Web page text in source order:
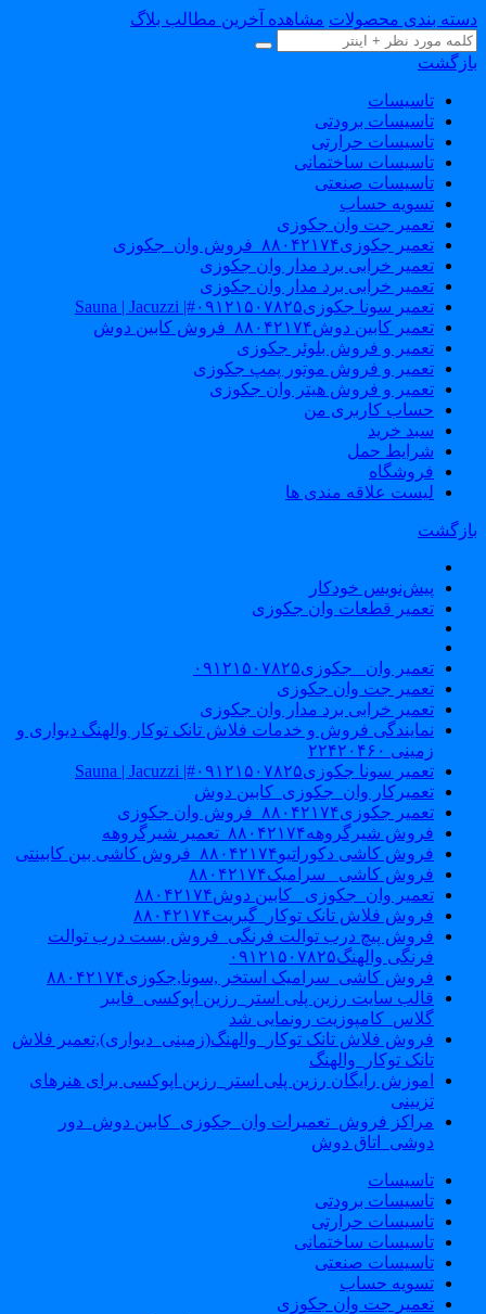
بندی محصولات مشاهده آخرین مطالب بلاگ
تاسیسات
تاسیسات برودتی
تاسیسات حرارتی
تاسیسات ساختمانی
تاسیسات صنعتی
تسویه حساب
تعمیر جت وان جکوزی
تعمیر جکوزی۸۸۰۴۲۱۷۴_فروش وان_جکوزی
تعمیر خرابی برد مدار وان جکوزی
تعمیر خرابی برد مدار وان جکوزی
تعمیر سونا جکوزی۰۹۱۲۱۵۰۷۸۲۵#| Sauna | Jacuzzi
تعمیر کابین دوش۸۸۰۴۲۱۷۴_فروش کابین دوش
تعمیر و فروش بلوئر جکوزی
تعمیر و فروش موتور پمپ جکوزی
تعمیر و فروش هیتر وان جکوزی
حساب کاربری من
سبد خرید
شرایط حمل
فروشگاه
لیست علاقه مندی ها
پیش‌نویس خودکار
تعمیر قطعات وان جکوزی
تعمیر وان _جکوزی۰۹۱۲۱۵۰۷۸۲۵
تعمیر جت وان جکوزی
تعمیر خرابی برد مدار وان جکوزی
نمایندگی فروش و خدمات فلاش تانک توکار والهنگ دیواری و
زمینی ۲۲۴۲۰۴۶۰
تعمیر سونا جکوزی۰۹۱۲۱۵۰۷۸۲۵#| Sauna | Jacuzzi
تعمیرکار وان_جکوزی_کابین دوش
تعمیر جکوزی۸۸۰۴۲۱۷۴_فروش وان جکوزی
فروش شیرگروهه۸۸۰۴۲۱۷۴_تعمیر شیرگروهه
فروش کاشی دکوراتیو۸۸۰۴۲۱۷۴_فروش کاشی بین کابینتی
فروش کاشی _سرامیک۸۸۰۴۲۱۷۴
تعمیر وان_جکوزی_ کابین دوش۸۸۰۴۲۱۷۴
فروش فلاش تانک توکار_گبریت۸۸۰۴۲۱۷۴
فروش پیچ درب توالت فرنگی_فروش بست درب توالت
فرنگی والهنگ۰۹۱۲۱۵۰۷۸۲۵
فروش کاشی_سرامیک استخر ,سونا,جکوزی۸۸۰۴۲۱۷۴
قالب سایت رزین پلی استر_رزین اپوکسی_فایبر
گلاس_کامپوزیت رونمایی شد
فروش فلاش تانک توکار_والهنگ(زمینی_دیواری),تعمیر فلاش
تانک توکار_والهنگ
اموزش رایگان رزین پلی استر_رزین اپوکسی برای هنرهای
تزیینی
مراکز فروش_تعمیرات وان_جکوزی_کابین دوش_دور
دوشی_اتاق دوش
تاسیسات
تاسیسات برودتی
تاسیسات حرارتی
تاسیسات ساختمانی
تاسیسات صنعتی
تسویه حساب
تعمیر جت وان جکوزی